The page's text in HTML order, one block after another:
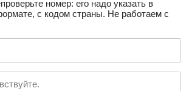
номер: его надо указать в
с кодом страны. Не работаем с